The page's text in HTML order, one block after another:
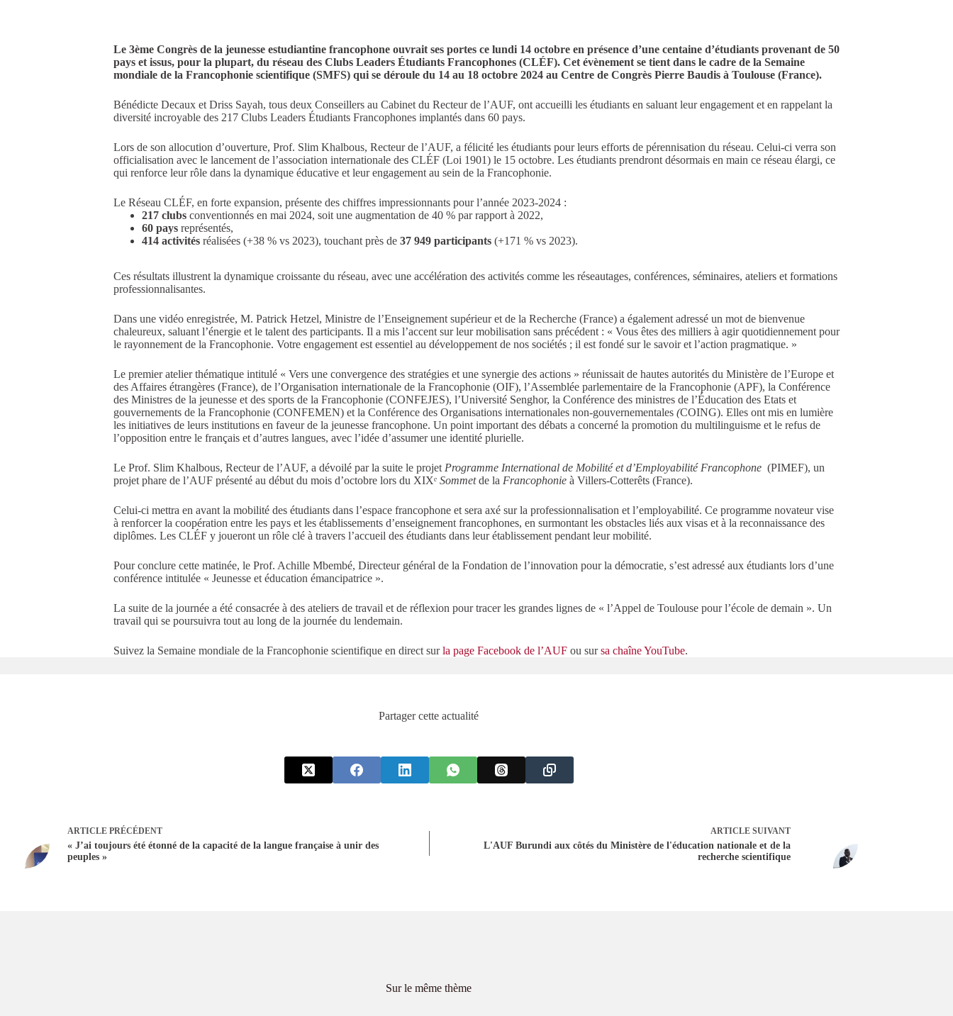
Le 3ème Congrès de la jeunesse estudiantine francophone ouvrait ses portes ce lundi 14 octobre en présence d’une centaine d’étudiants provenant de 50
pays et issus, pour la plupart, du réseau des Clubs Leaders Étudiants Francophones (CLÉF). Cet évènement se tient dans le cadre de la Semaine
mondiale de la Francophonie scientifique (SMFS) qui se déroule du 14 au 18 octobre 2024 au Centre de Congrès Pierre Baudis à Toulouse (France).
Bénédicte Decaux et Driss Sayah, tous deux Conseillers au Cabinet du Recteur de l’AUF, ont accueilli les étudiants en saluant leur engagement et en rappelant la
diversité incroyable des 217 Clubs Leaders Étudiants Francophones implantés dans 60 pays.
Lors de son allocution d’ouverture, Prof. Slim Khalbous, Recteur de l’AUF, a félicité les étudiants pour leurs efforts de pérennisation du réseau. Celui-ci verra son
officialisation avec le lancement de l’association internationale des CLÉF (Loi 1901) le 15 octobre. Les étudiants prendront désormais en main ce réseau élargi, ce
qui renforce leur rôle dans la dynamique éducative et leur engagement au sein de la Francophonie.
Le Réseau CLÉF, en forte expansion, présente des chiffres impressionnants pour l’année 2023-2024 :
217 clubs conventionnés en mai 2024, soit une augmentation de 40 % par rapport à 2022,
60 pays représentés,
414 activités réalisées (+38 % vs 2023), touchant près de 37 949 participants (+171 % vs 2023).
Ces résultats illustrent la dynamique croissante du réseau, avec une accélération des activités comme les réseautages, conférences, séminaires, ateliers et formations
professionnalisantes.
Dans une vidéo enregistrée, M. Patrick Hetzel, Ministre de l’Enseignement supérieur et de la Recherche (France) a également adressé un mot de bienvenue
chaleureux, saluant l’énergie et le talent des participants. Il a mis l’accent sur leur mobilisation sans précédent : « Vous êtes des milliers à agir quotidiennement pour
le rayonnement de la Francophonie. Votre engagement est essentiel au développement de nos sociétés ; il est fondé sur le savoir et l’action pragmatique. »
Le premier atelier thématique intitulé « Vers une convergence des stratégies et une synergie des actions » réunissait de hautes autorités du Ministère de l’Europe et
des Affaires étrangères (France), de l’Organisation internationale de la Francophonie (OIF), l’Assemblée parlementaire de la Francophonie (APF), la Conférence
des Ministres de la jeunesse et des sports de la Francophonie (CONFEJES), l’Université Senghor, la Conférence des ministres de l’Éducation des Etats et
gouvernements de la Francophonie (CONFEMEN) et la Conférence des Organisations internationales non-gouvernementales (COING). Elles ont mis en lumière
les initiatives de leurs institutions en faveur de la jeunesse francophone. Un point important des débats a concerné la promotion du multilinguisme et le refus de
l’opposition entre le français et d’autres langues, avec l’idée d’assumer une identité plurielle.
Le Prof. Slim Khalbous, Recteur de l’AUF, a dévoilé par la suite le projet Programme International de Mobilité et d’Employabilité Francophone (PIMEF), un
projet phare de l’AUF présenté au début du mois d’octobre lors du XIXᵉ Sommetde la Francophonie à Villers-Cotterêts (France).
Celui-ci mettra en avant la mobilité des étudiants dans l’espace francophone et sera axé sur la professionnalisation et l’employabilité. Ce programme novateur vise
à renforcer la coopération entre les pays et les établissements d’enseignement francophones, en surmontant les obstacles liés aux visas et à la reconnaissance des
diplômes. Les CLÉF y joueront un rôle clé à travers l’accueil des étudiants dans leur établissement pendant leur mobilité.
Pour conclure cette matinée, le Prof. Achille Mbembé, Directeur général de la Fondation de l’innovation pour la démocratie, s’est adressé aux étudiants lors d’une
conférence intitulée « Jeunesse et éducation émancipatrice ».
La suite de la journée a été consacrée à des ateliers de travail et de réflexion pour tracer les grandes lignes de « l’Appel de Toulouse pour l’école de demain ». Un
travail qui se poursuivra tout au long de la journée du lendemain.
Suivez la Semaine mondiale de la Francophonie scientifique en direct surla page Facebook de l’AUF ou sursa chaîne YouTube.
Partager cette actualité
ARTICLE PRÉCÉDENT
« J’ai toujours été étonné de la capacité de la langue française à unir des
peuples »
ARTICLESUIVANT
L'AUF Burundi aux côtés du Ministère de l'éducation nationale et de la
recherche scientifique
Sur le même thème